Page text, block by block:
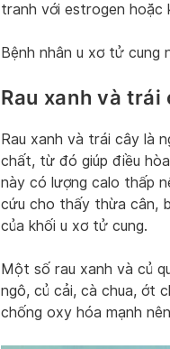
tranh với estrogen hoặc
Bệnh nhân u xơ tử cung
Rau xanh và trái
Rau xanh và trái cây là
chất, từ đó giúp điều
này có lượng calo thấp
cứu cho thấy thừa cân,
của khối u xơ tử cung.
Một số rau xanh và củ
ngô, củ cải, cà chua, ớt
chống oxy hóa mạnh